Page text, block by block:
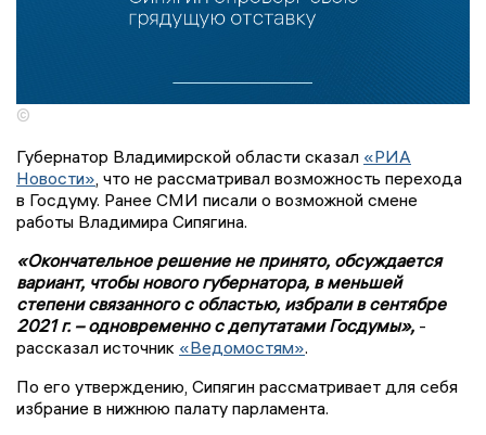
©
Губернатор Владимирской области сказал «РИА
Новости», что не рассматривал возможность перехода
в Госдуму. Ранее СМИ писали о возможной смене
работы Владимира Сипягина.
«Окончательное решение не принято, обсуждается
вариант, чтобы нового губернатора, в меньшей
степени связанного с областью, избрали в сентябре
2021 г. – одновременно с депутатами Госдумы», -
рассказал источник «Ведомостям».
По его утверждению, Сипягин рассматривает для себя
избрание в нижнюю палату парламента.